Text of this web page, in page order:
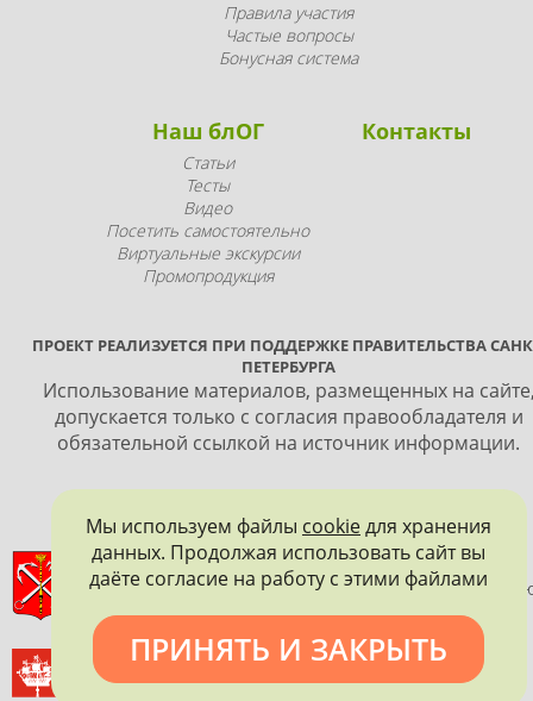
Правила участия
Частые вопросы
Бонусная система
Наш блОГ
Статьи
Тесты
Видео
Посетить самостоятельно
Виртуальные экскурсии
Промопродукция
Контакты
ПРОЕКТ РЕАЛИЗУЕТСЯ ПРИ ПОДДЕРЖКЕ ПРАВИТЕЛЬСТВА
ПЕТЕРБУРГА
Использование материалов, размещенных на
допускается только с согласия правообладателя и
обязательной ссылкой на источник информации.
ПРАВИТЕЛЬСТВО САНКТ-ПЕТЕРБУРГА
КОМИТЕТ ПО ГОСУДАРСТВЕННОМУ КОНТРОЛЮ,
ВСЕРОССИЙСКОЕ ОБЩЕСТВО ОХРАНЫ ПАМЯТНИКОВ
Мы используем файлы cookieдля хранения
данных. Продолжая использовать сайт вы
даёте согласие на работу с этими файлами
ПРИНЯТЬ И ЗАКРЫТЬ